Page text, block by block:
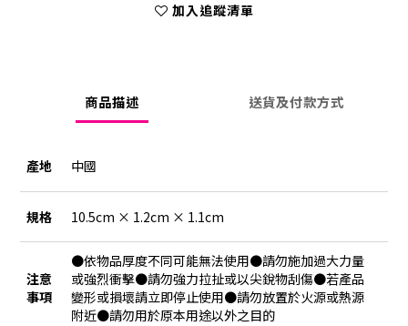
加入追蹤清單
商品描述 送貨及付款方式
產地 中國
規格 10.5cm × 1.2cm × 1.1cm
注意
事項
●依物品厚度不同可能無法使用●請勿施加過大力量
或強烈衝擊●請勿強力拉扯或以尖銳物刮傷●若產品
變形或損壞請立即停止使用●請勿放置於火源或熱源
附近●請勿用於原本用途以外之目的